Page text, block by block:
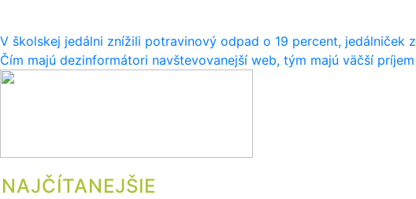
Navigácia
v
V školskej jedálni znížili potravinový odpad o 19 percent, jedálniček
Čím majú dezinformátori navštevovanejší web, tým majú väčší
NAJČÍTANEJŠIE